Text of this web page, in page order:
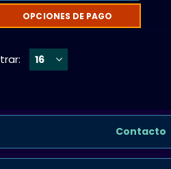
OPCIONES DE PAGO
Contacto